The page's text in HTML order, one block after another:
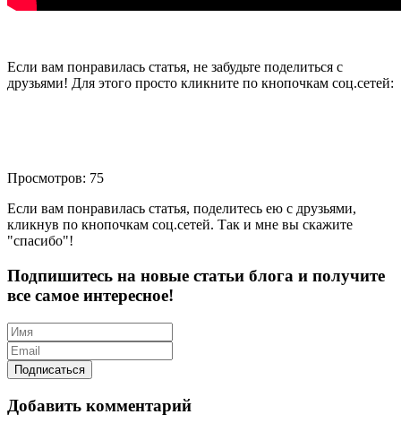
Если вам понравилась статья, не забудьте поделиться с
друзьями! Для этого просто кликните по кнопочкам соц.сетей:
Просмотров: 75
Если вам понравилась статья, поделитесь ею с друзьями,
кликнув по кнопочкам соц.сетей. Так и мне вы скажите
"спасибо"!
Подпишитесь на новые статьи блога и получите
все самое интересное!
Добавить комментарий